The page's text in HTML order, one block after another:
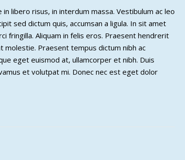
libero risus, in interdum massa. Vestibulum ac leo
sed dictum quis, accumsan a ligula. In sit amet
fringilla. Aliquam in felis eros. Praesent hendrerit
Praesent tempus dictum nibh ac
eget euismod at, ullamcorper et nibh. Duis
et volutpat mi. Donec nec est eget dolor